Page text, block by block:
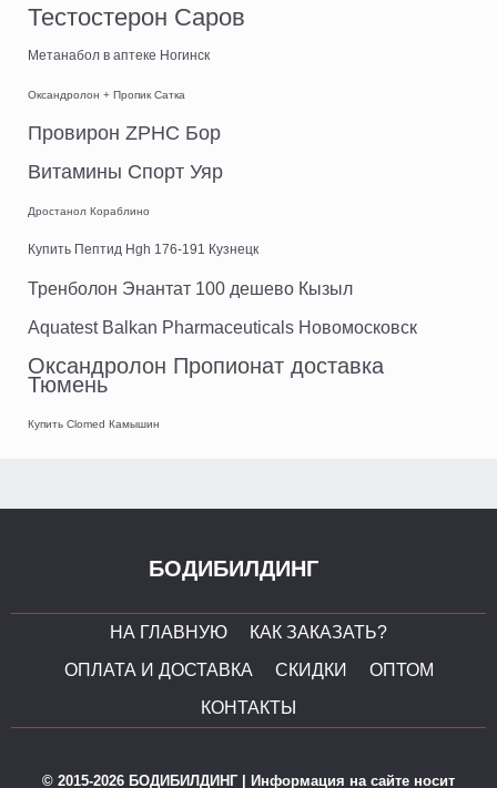
Тестостерон Саров
Метанабол в аптеке Ногинск
Оксандролон + Пропик Сатка
Провирон ZPHC Бор
Витамины Спорт Уяр
Дростанол Кораблино
Купить Пептид Hgh 176-191 Кузнецк
Тренболон Энантат 100 дешево Кызыл
Aquatest Balkan Pharmaceuticals Новомосковск
Оксандролон Пропионат доставка
Тюмень
Купить Clomed Камышин
БОДИБИЛДИНГ
НА ГЛАВНУЮ
КАК ЗАКАЗАТЬ?
ОПЛАТА И ДОСТАВКА
СКИДКИ
ОПТОМ
КОНТАКТЫ
© 2015-2026 БОДИБИЛДИНГ | Информация на сайте носит